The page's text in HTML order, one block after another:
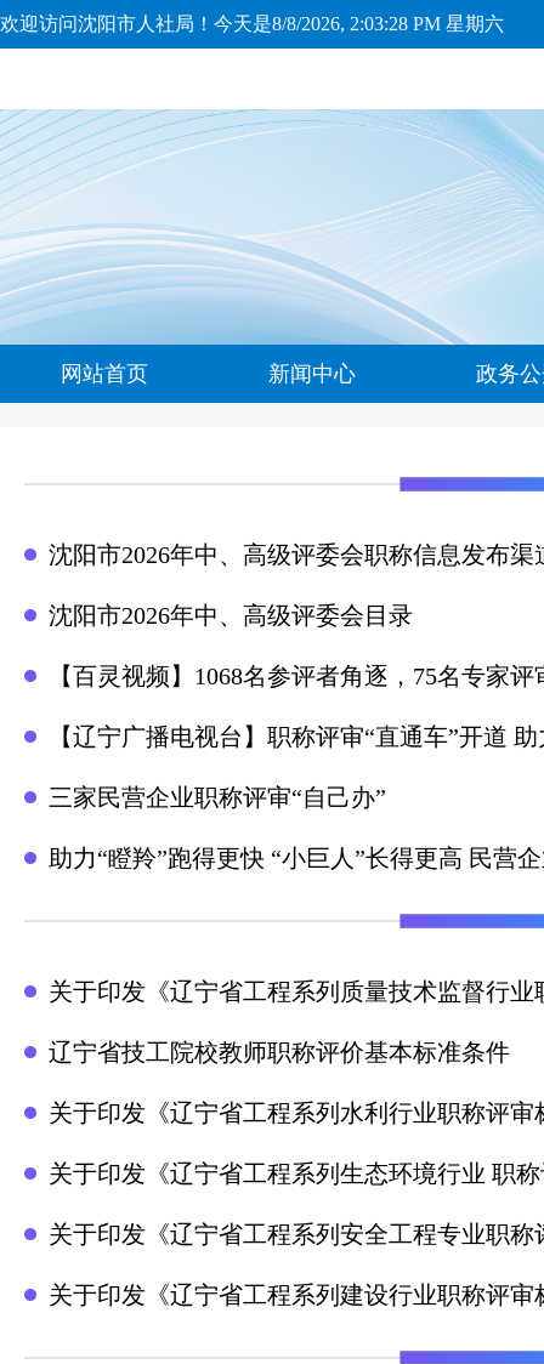
欢迎访问沈阳市人社局！今天是8/8/2026, 2:03:29 PM 星期六
网站首页 新闻中心 政务
沈阳市2026年中、高级评委会职称信息发布渠
沈阳市2026年中、高级评委会目录
【辽宁广播电视台】职称评审“直通车”开道
三家民营企业职称评审“自己办”
助力“瞪羚”跑得更快 “小巨人”长得更高 民营
关于印发《辽宁省工程系列质量技术监督行
辽宁省技工院校教师职称评价基本标准条件
关于印发《辽宁省工程系列水利行业职称评审
关于印发《辽宁省工程系列生态环境行业 职
关于印发《辽宁省工程系列安全工程专业职称
关于印发《辽宁省工程系列建设行业职称评审